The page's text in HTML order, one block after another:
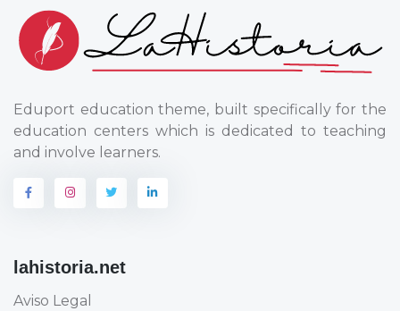
Eduport education theme, built specifically for the
education centers which is dedicated to teaching
and involve learners.
lahistoria.net
Aviso Legal